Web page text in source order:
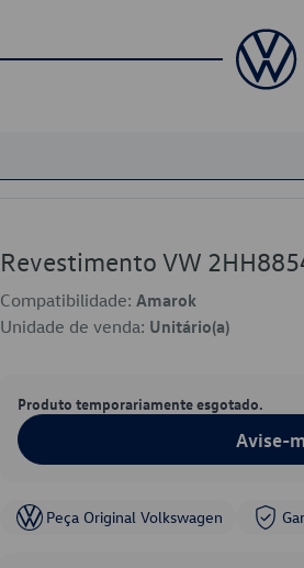
Revestimento VW
Compatibilidade: Amarok
Unidade de venda: Unitário(a)
Produto temporariamente esgotado.
Avise-
Peça Original Volkswagen